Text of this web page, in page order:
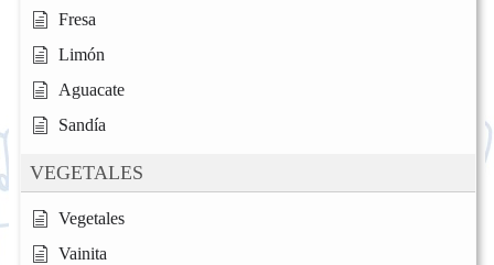
Fresa
Limón
Aguacate
Sandía
VEGETALES
Vegetales
Vainita